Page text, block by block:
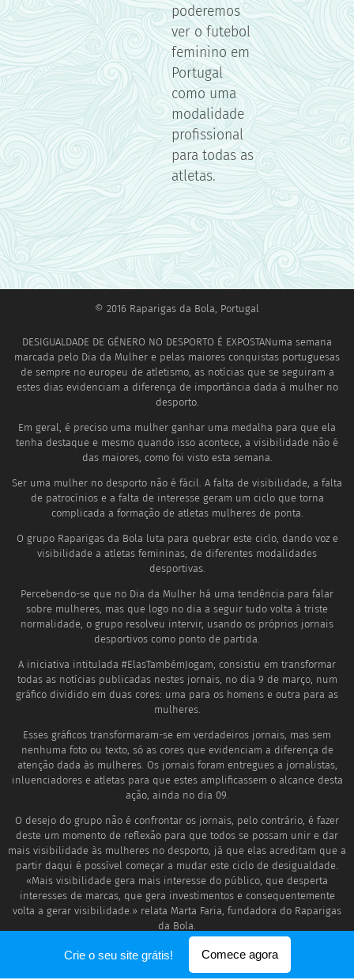
poderemos
ver o futebol
feminino em
Portugal
como uma
modalidade
profissional
para todas as
atletas.
© 2016 Raparigas da Bola, Portugal
DESIGUALDADE DE GÉNERO NO DESPORTO É EXPOSTANuma semana
marcada pelo Dia da Mulher e pelas maiores conquistas portuguesas
de sempre no europeu de atletismo, as notícias que se seguiram a
estes dias evidenciam a diferença de importância dada à mulher no
desporto.
Em geral, é preciso uma mulher ganhar uma medalha para que ela
tenha destaque e mesmo quando isso acontece, a visibilidade não é
das maiores, como foi visto esta semana.
Ser uma mulher no desporto não é fácil. A falta de visibilidade, a falta
de patrocínios e a falta de interesse geram um ciclo que torna
complicada a formação de atletas mulheres de ponta.
O grupo Raparigas da Bola luta para quebrar este ciclo, dando voz e
visibilidade a atletas femininas, de diferentes modalidades
desportivas.
Percebendo-se que no Dia da Mulher há uma tendência para falar
sobre mulheres, mas que logo no dia a seguir tudo volta à triste
normalidade, o grupo resolveu intervir, usando os próprios jornais
desportivos como ponto de partida.
A iniciativa intitulada #ElasTambémJogam, consistiu em transformar
todas as notícias publicadas nestes jornais, no dia 9 de março, num
gráfico dividido em duas cores: uma para os homens e outra para as
mulheres.
Esses gráficos transformaram-se em verdadeiros jornais, mas sem
nenhuma foto ou texto, só as cores que evidenciam a diferença de
atenção dada às mulheres. Os jornais foram entregues a jornalistas,
inluenciadores e atletas para que estes amplificassem o alcance desta
ação, ainda no dia 09.
O desejo do grupo não é confrontar os jornais, pelo contrário, é fazer
deste um momento de reflexão para que todos se possam unir e dar
mais visibilidade às mulheres no desporto, já que elas acreditam que a
partir daqui é possível começar a mudar este ciclo de desigualdade.
«Mais visibilidade gera mais interesse do público, que desperta
interesses de marcas, que gera investimentos e consequentemente
volta a gerar visibilidade.» relata Marta Faria, fundadora do Raparigas
da Bola.
Desenvolvido por Webnode
Crie o seu site grátis! Comece agora